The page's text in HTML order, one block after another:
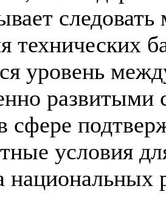
технических
уровень
развитыми
сфере
условия
национальных